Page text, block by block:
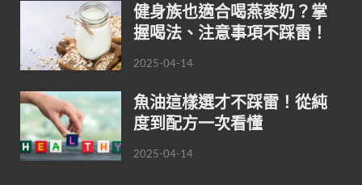
健身族也適合喝燕麥奶？掌
握喝法、注意事項不踩雷！
2025-04-14
魚油這樣選才不踩雷！從純
度到配方一次看懂
2025-04-14